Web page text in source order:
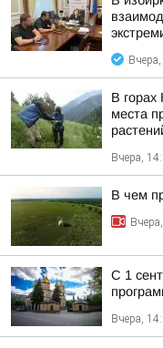
В
места
Вчера,
В чем
С 1
Вчера,